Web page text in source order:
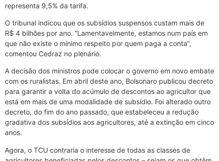
representa 9,5% da tarifa.
O tribunal indicou que os subsídios suspensos custam mais de
R$ 4 bilhões por ano. “Lamentavelmente, estamos num país em
que não existe o mínimo respeito por quem paga a conta”,
comentou Cedraz no plenário.
A decisão dos ministros pode colocar o governo em novo embate
com os ruralistas. Em abril deste ano, Bolsonaro publicou decreto
para garantir a volta do acúmulo de descontos ao agricultor que
está em mais de uma modalidade de subsídio. Foi alterado outro
decreto, do fim do ano passado, que estabeleceu a redução
gradativa dos subsídios aos agricultores, até a extinção em cinco
anos.
Agora, o TCU contraria o interesse de todas as classes de